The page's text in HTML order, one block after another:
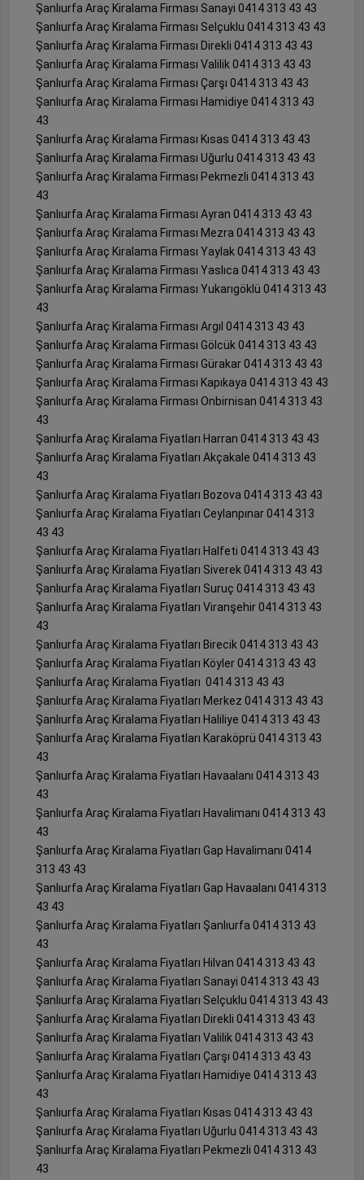
Şanlıurfa Araç Kiralama Firması Sanayi 0414 313 43 43
Şanlıurfa Araç Kiralama Firması Selçuklu 0414 313 43 43
Şanlıurfa Araç Kiralama Firması Direkli 0414 313 43 43
Şanlıurfa Araç Kiralama Firması Valilik 0414 313 43 43
Şanlıurfa Araç Kiralama Firması Çarşı 0414 313 43 43
Şanlıurfa Araç Kiralama Firması Hamidiye 0414 313 43
43
Şanlıurfa Araç Kiralama Firması Kısas 0414 313 43 43
Şanlıurfa Araç Kiralama Firması Uğurlu 0414 313 43 43
Şanlıurfa Araç Kiralama Firması Pekmezli 0414 313 43
43
Şanlıurfa Araç Kiralama Firması Ayran 0414 313 43 43
Şanlıurfa Araç Kiralama Firması Mezra 0414 313 43 43
Şanlıurfa Araç Kiralama Firması Yaylak 0414 313 43 43
Şanlıurfa Araç Kiralama Firması Yaslıca 0414 313 43 43
Şanlıurfa Araç Kiralama Firması Yukarıgöklü 0414 313 43
43
Şanlıurfa Araç Kiralama Firması Argıl 0414 313 43 43
Şanlıurfa Araç Kiralama Firması Gölcük 0414 313 43 43
Şanlıurfa Araç Kiralama Firması Gürakar 0414 313 43 43
Şanlıurfa Araç Kiralama Firması Kapıkaya 0414 313 43 43
Şanlıurfa Araç Kiralama Firması Onbirnisan 0414 313 43
43
Şanlıurfa Araç Kiralama Fiyatları Harran 0414 313 43 43
Şanlıurfa Araç Kiralama Fiyatları Akçakale 0414 313 43
43
Şanlıurfa Araç Kiralama Fiyatları Bozova 0414 313 43 43
Şanlıurfa Araç Kiralama Fiyatları Ceylanpınar 0414 313
43 43
Şanlıurfa Araç Kiralama Fiyatları Halfeti 0414 313 43 43
Şanlıurfa Araç Kiralama Fiyatları Siverek 0414 313 43 43
Şanlıurfa Araç Kiralama Fiyatları Suruç 0414 313 43 43
Şanlıurfa Araç Kiralama Fiyatları Viranşehir 0414 313 43
43
Şanlıurfa Araç Kiralama Fiyatları Birecik 0414 313 43 43
Şanlıurfa Araç Kiralama Fiyatları Köyler 0414 313 43 43
Şanlıurfa Araç Kiralama Fiyatları 0414 313 43 43
Şanlıurfa Araç Kiralama Fiyatları Merkez 0414 313 43 43
Şanlıurfa Araç Kiralama Fiyatları Haliliye 0414 313 43 43
Şanlıurfa Araç Kiralama Fiyatları Karaköprü 0414 313 43
43
Şanlıurfa Araç Kiralama Fiyatları Havaalanı 0414 313 43
43
Şanlıurfa Araç Kiralama Fiyatları Havalimanı 0414 313 43
43
Şanlıurfa Araç Kiralama Fiyatları Gap Havalimanı 0414
313 43 43
Şanlıurfa Araç Kiralama Fiyatları Gap Havaalanı 0414 313
43 43
Şanlıurfa Araç Kiralama Fiyatları Şanlıurfa 0414 313 43
43
Şanlıurfa Araç Kiralama Fiyatları Hilvan 0414 313 43 43
Şanlıurfa Araç Kiralama Fiyatları Sanayi 0414 313 43 43
Şanlıurfa Araç Kiralama Fiyatları Selçuklu 0414 313 43 43
Şanlıurfa Araç Kiralama Fiyatları Direkli 0414 313 43 43
Şanlıurfa Araç Kiralama Fiyatları Valilik 0414 313 43 43
Şanlıurfa Araç Kiralama Fiyatları Çarşı 0414 313 43 43
Şanlıurfa Araç Kiralama Fiyatları Hamidiye 0414 313 43
43
Şanlıurfa Araç Kiralama Fiyatları Kısas 0414 313 43 43
Şanlıurfa Araç Kiralama Fiyatları Uğurlu 0414 313 43 43
Şanlıurfa Araç Kiralama Fiyatları Pekmezli 0414 313 43
43